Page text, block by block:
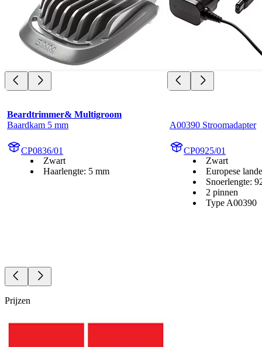
Beardtrimmer& Multigroom
Baardkam 5 mm
CP0836/01
Zwart
Haarlengte: 5 mm
A00390 Stroomadapter
CP0925/01
Zwart
Europese
Snoerlengte:
2 pinnen
Type A00390
Prijzen